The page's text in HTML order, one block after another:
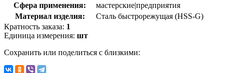
Сфера применения:
мастерские|предприятия
Материал изделия:
Сталь быстрорежущая (HSS-G)
Кратность заказа: 1
Единица измерения: шт
Сохранить или поделиться с близкими: